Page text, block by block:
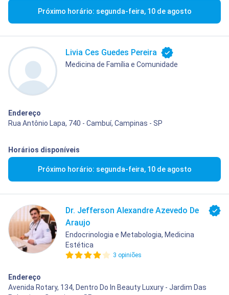
Próximo horário: segunda-feira, 10 de agosto
Livia Ces Guedes Pereira
Medicina de Família e Comunidade
Endereço
Rua Antônio Lapa, 740 - Cambuí, Campinas - SP
Horários disponíveis
Próximo horário: segunda-feira, 10 de agosto
Dr. Jefferson Alexandre Azevedo De
Araujo
Endocrinologia e Metabologia, Medicina
Estética
3 opiniões
Endereço
Avenida Rotary, 134, Dentro Do In Beauty Luxury - Jardim Das